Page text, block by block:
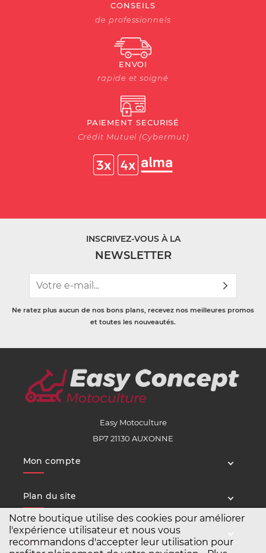
Notre boutique utilise des cookies pour améliorer
l'expérience utilisateur et nous vous
recommandons d'accepter leur utilisation pour
CONSEILS
de professionnels
ENVOI
rapide et soigné
PAIEMENT SECURISÉ
Crédit Mutuel (Cybermut)
INSCRIVEZ-VOUS À LA
NEWSLETTER
Ne ratez plus aucun de nos bons plans, recevez nos meilleures promos
et toutes les nouveautés.
Easy Motoculture
BP7 21130 AUXONNE
Mon compte
Plan du site
Service client